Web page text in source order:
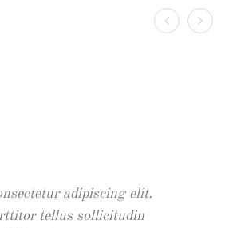
adipiscing elit.
tellus sollicitudin